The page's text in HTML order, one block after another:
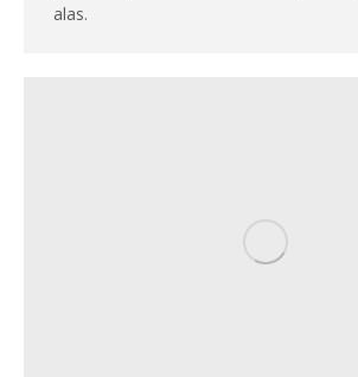
alas.